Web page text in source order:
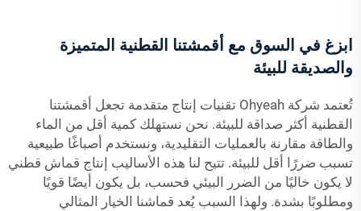
ابزغ في السوق مع أقمشتنا القطنية المتميزة
والصديقة للبيئة
تُعتمد شركة Ohyeah تقنيات إنتاج متقدمة تجعل أقمشتنا
القطنية أكثر صداقة للبيئة. نحن نستهلك كمية أقل من الماء
والطاقة مقارنة بالعمليات التقليدية، ونستخدم أصباغًا طبيعية
تسبب ضررًا أقل للبيئة. تتيح لنا هذه الأساليب إنتاج قماش قطني
لا يكون خاليًا من الضرر البيئي فحسب، بل يكون أيضًا قويًا
ومطلوبًا بشدة. ولهذا السبب يُعد قماشنا الخيار المثالي